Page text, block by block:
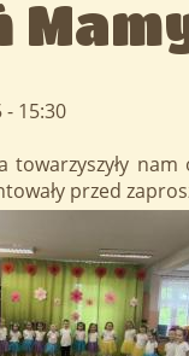
- 15:30
towarzyszyły
przed